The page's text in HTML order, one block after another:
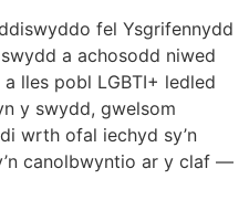
fel Ysgrifennydd
a achosodd niwed
lles pobl LGBTI+ ledled
y swydd, gwelsom
wrth ofal iechyd sy’n
canolbwyntio ar y claf —